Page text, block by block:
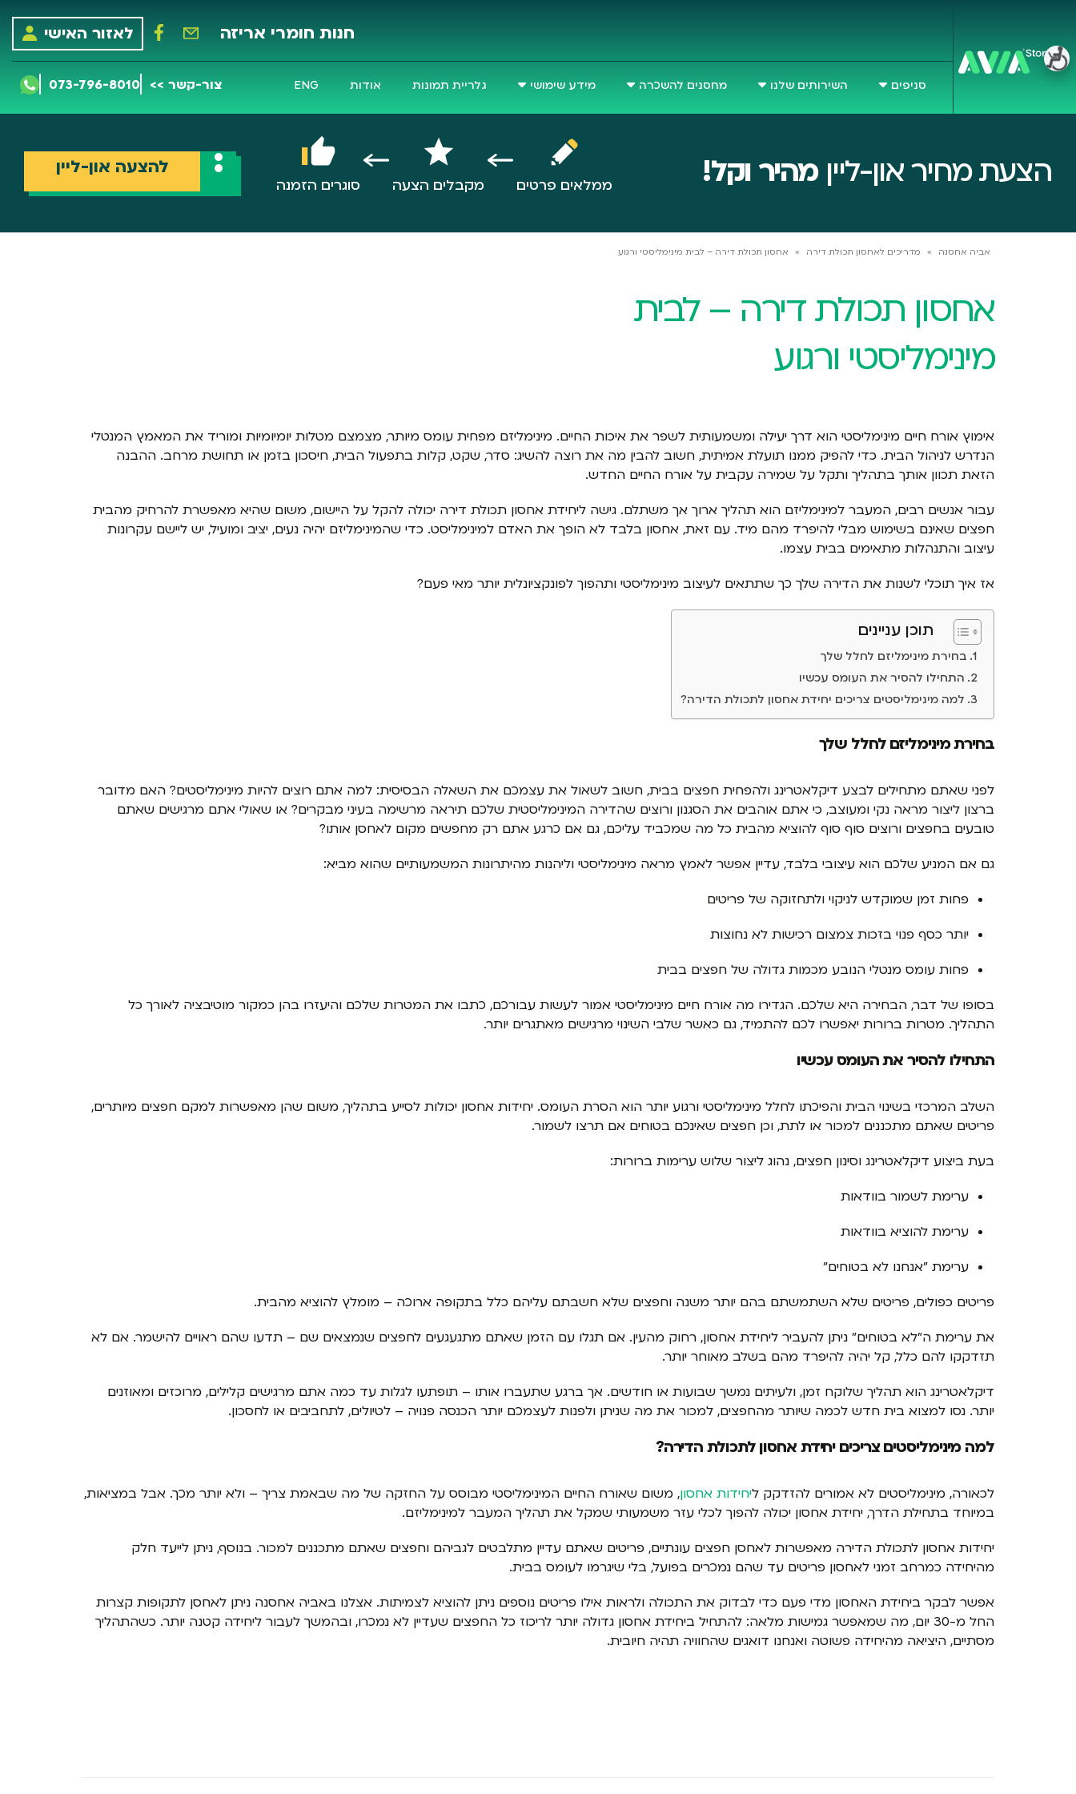
חנות חומרי אריזה לאזור האישי
סניפים השירותים שלנו מחסנים להשכרה מידע שימושי גלריית תמונות אודות ENG צור-קשר >> 073-796-8010
הצעת מחיר און-לייןמהיר וקל! ממלאים פרטים מקבלים הצעה סוגרים הזמנה
להצעה און-ליין
אביה אחסנה » מדריכים לאחסון תכולת דירה » אחסון תכולת דירה – לבית מינימליסטי ורגוע
אחסון תכולת דירה – לבית
מינימליסטי ורגוע
אימוץ אורח חיים מינימליסטי הוא דרך יעילה ומשמעותית לשפר את איכות החיים. מינימליזם מפחית עומס מיותר, מצמצם מטלות יומיומיות ומוריד את המאמץ המנטלי
הנדרש לניהול הבית. כדי להפיק ממנו תועלת אמיתית, חשוב להבין מה את רוצה להשיג: סדר, שקט, קלות בתפעול הבית, חיסכון בזמן או תחושת מרחב. ההבנה
הזאת תכוון אותך בתהליך ותקל על שמירה עקבית על אורח החיים החדש.
עבור אנשים רבים, המעבר למינימליזם הוא תהליך ארוך אך משתלם. גישה ליחידת אחסון תכולת דירה יכולה להקל על היישום, משום שהיא מאפשרת להרחיק מהבית
חפצים שאינם בשימוש מבלי להיפרד מהם מיד. עם זאת, אחסון בלבד לא הופך את האדם למינימליסט. כדי שהמינימליזם יהיה נעים, יציב ומועיל, יש ליישם עקרונות
עיצוב והתנהלות מתאימים בבית עצמו.
אז איך תוכלי לשנות את הדירה שלך כך שתתאים לעיצוב מינימליסטי ותהפוך לפונקציונלית יותר מאי פעם?
תוכן עניינים
בחירת מינימליזם לחלל שלך
התחילו להסיר את העומס עכשיו
למה מינימליסטים צריכים יחידת אחסון לתכולת הדירה?
בחירת מינימליזם לחלל שלך
לפני שאתם מתחילים לבצע דיקלאטרינג ולהפחית חפצים בבית, חשוב לשאול את עצמכם את השאלה הבסיסית: למה אתם רוצים להיות מינימליסטים? האם מדובר
ברצון ליצור מראה נקי ומעוצב, כי אתם אוהבים את הסגנון ורוצים שהדירה המינימליסטית שלכם תיראה מרשימה בעיני מבקרים? או שאולי אתם מרגישים שאתם
טובעים בחפצים ורוצים סוף סוף להוציא מהבית כל מה שמכביד עליכם, גם אם כרגע אתם רק מחפשים מקום לאחסן אותו?
גם אם המניע שלכם הוא עיצובי בלבד, עדיין אפשר לאמץ מראה מינימליסטי וליהנות מהיתרונות המשמעותיים שהוא מביא:
פחות זמן שמוקדש לניקוי ולתחזוקה של פריטים
יותר כסף פנוי בזכות צמצום רכישות לא נחוצות
פחות עומס מנטלי הנובע מכמות גדולה של חפצים בבית
בסופו של דבר, הבחירה היא שלכם. הגדירו מה אורח חיים מינימליסטי אמור לעשות עבורכם, כתבו את המטרות שלכם והיעזרו בהן כמקור מוטיבציה לאורך כל
התהליך. מטרות ברורות יאפשרו לכם להתמיד, גם כאשר שלבי השינוי מרגישים מאתגרים יותר.
התחילו להסיר את העומס עכשיו
השלב המרכזי בשינוי הבית והפיכתו לחלל מינימליסטי ורגוע יותר הוא הסרת העומס. יחידות אחסון יכולות לסייע בתהליך, משום שהן מאפשרות למקם חפצים מיותרים,
פריטים שאתם מתכננים למכור או לתת, וכן חפצים שאינכם בטוחים אם תרצו לשמור.
בעת ביצוע דיקלאטרינג וסינון חפצים, נהוג ליצור שלוש ערימות ברורות:
ערימת לשמור בוודאות
ערימת להוציא בוודאות
ערימת "אנחנו לא בטוחים"
פריטים כפולים, פריטים שלא השתמשתם בהם יותר משנה וחפצים שלא חשבתם עליהם כלל בתקופה ארוכה – מומלץ להוציא מהבית.
את ערימת ה"לא בטוחים" ניתן להעביר ליחידת אחסון, רחוק מהעין. אם תגלו עם הזמן שאתם מתגעגעים לחפצים שנמצאים שם – תדעו שהם ראויים להישמר. אם לא
תזדקקו להם כלל, קל יהיה להיפרד מהם בשלב מאוחר יותר.
דיקלאטרינג הוא תהליך שלוקח זמן, ולעיתים נמשך שבועות או חודשים. אך ברגע שתעברו אותו – תופתעו לגלות עד כמה אתם מרגישים קלילים, מרוכזים ומאוזנים
יותר. נסו למצוא בית חדש לכמה שיותר מהחפצים, למכור את מה שניתן ולפנות לעצמכם יותר הכנסה פנויה – לטיולים, לתחביבים או לחסכון.
למה מינימליסטים צריכים יחידת אחסון לתכולת הדירה?
לכאורה, מינימליסטים לא אמורים להזדקק ליחידות אחסון, משום שאורח החיים המינימליסטי מבוסס על החזקה של מה שבאמת צריך – ולא יותר מכך. אבל במציאות,
במיוחד בתחילת הדרך, יחידת אחסון יכולה להפוך לכלי עזר משמעותי שמקל את תהליך המעבר למינימליזם.
יחידות אחסון לתכולת הדירה מאפשרות לאחסן חפצים עונתיים, פריטים שאתם עדיין מתלבטים לגביהם וחפצים שאתם מתכננים למכור. בנוסף, ניתן לייעד חלק
מהיחידה כמרחב זמני לאחסון פריטים עד שהם נמכרים בפועל, בלי שיגרמו לעומס בבית.
אפשר לבקר ביחידת האחסון מדי פעם כדי לבדוק את התכולה ולראות אילו פריטים נוספים ניתן להוציא לצמיתות. אצלנו באביה אחסנה ניתן לאחסן לתקופות קצרות
החל מ-30 יום, מה שמאפשר גמישות מלאה: להתחיל ביחידת אחסון גדולה יותר לריכוז כל החפצים שעדיין לא נמכרו, ובהמשך לעבור ליחידה קטנה יותר. כשהתהליך
מסתיים, היציאה מהיחידה פשוטה ואנחנו דואגים שהחוויה תהיה חיובית.